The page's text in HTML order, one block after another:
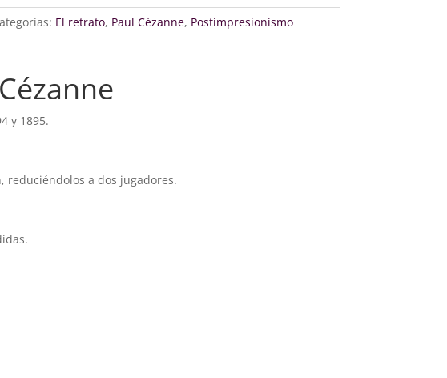
El retrato, Paul Cézanne, Postimpresionismo
y 1895.
reduciéndolos a dos jugadores.